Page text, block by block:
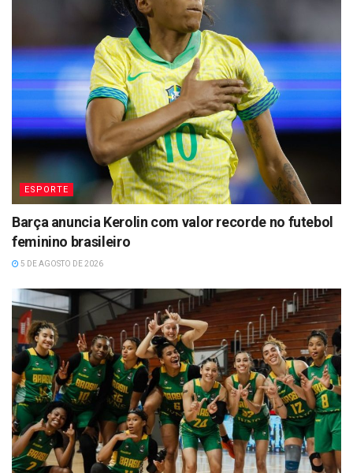
ESPORTE
Barça anuncia Kerolin com valor recorde no futebol
feminino brasileiro
5 DE AGOSTO DE 2026